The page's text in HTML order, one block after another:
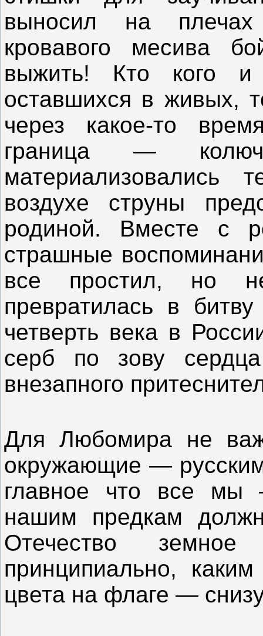
выносил на
кровавого месива
выжить! Кто кого
оставшихся в живых,
через какое-то
граница —
материализовались
воздухе струны
родиной. Вместе с
страшные
все простил, но
превратилась в
четверть века в
серб по зову
внезапного
Для Любомира не
окружающие —
главное что все мы
нашим предкам
Отечество
принципиально,
цвета на флаге —